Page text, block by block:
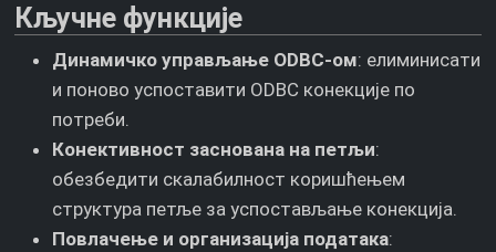
Кључне функције
Динамичко управљање ODBC-ом: елиминисати
и поново успоставити ODBC конекције по
потреби.
Конективност заснована на петљи:
обезбедити скалабилност коришћењем
структура петље за успостављање конекција.
Повлачење и организација података: